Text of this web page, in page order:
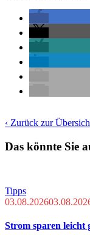
‹ Zurück zur
Das könnte Sie
Tipps
03.08.2026
Strom sparen leicht